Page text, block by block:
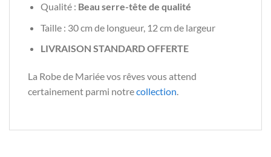
Qualité : Beau serre-tête de qualité
Taille : 30 cm de longueur, 12 cm de largeur
LIVRAISON STANDARD OFFERTE
La Robe de Mariée vos rêves vous attend
certainement parmi notrecollection.